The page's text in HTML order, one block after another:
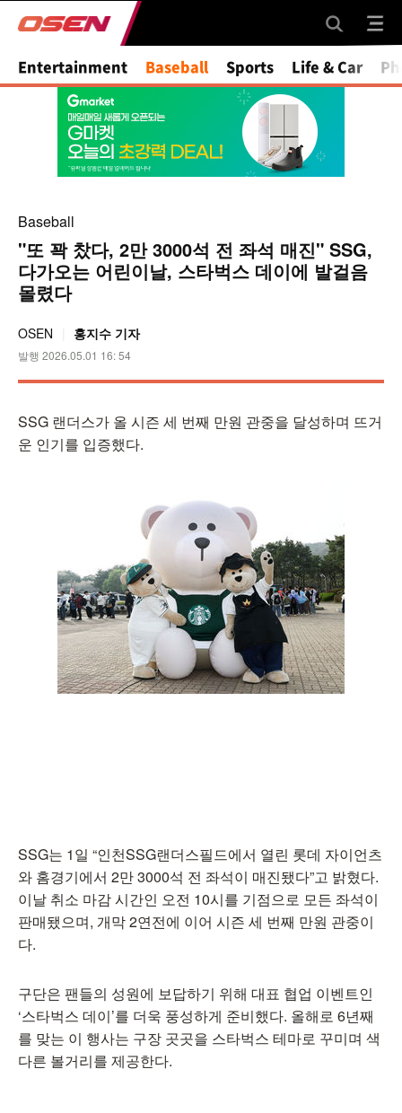
Mute
Entertainment Baseball Sports Life & Car
Baseball
"또 꽉 찼다, 2만 3000석 전 좌석 매진" SSG,
다가오는 어린이날, 스타벅스 데이에 발걸음
몰렸다
OSEN 홍지수 기자
발행 2026.05.01 16: 54
SSG 랜더스가 올 시즌 세 번째 만원 관중을 달성하며 뜨거
운 인기를 입증했다.
SSG는 1일 “인천SSG랜더스필드에서 열린 롯데 자이언츠
와 홈경기에서 2만 3000석 전 좌석이 매진됐다”고 밝혔다.
이날 취소 마감 시간인 오전 10시를 기점으로 모든 좌석이
판매됐으며, 개막 2연전에 이어 시즌 세 번째 만원 관중이
다.
구단은 팬들의 성원에 보답하기 위해 대표 협업 이벤트인
‘스타벅스 데이’를 더욱 풍성하게 준비했다. 올해로 6년째
를 맞는 이 행사는 구장 곳곳을 스타벅스 테마로 꾸미며 색
다른 볼거리를 제공한다.